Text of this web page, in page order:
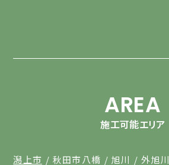
AREA
施工可能エリア
潟上市 秋田市八橋 旭川 外旭川